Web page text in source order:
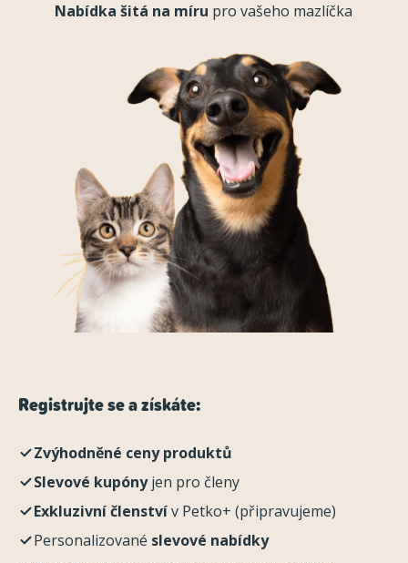
Nabídka šitá na míru pro vašeho mazlíčka
Registrujte se a získáte:
Zvýhodněné ceny produktů
Slevové kupónyjen pro členy
Exkluzivní členstvív Petko+ (připravujeme)
Personalizované slevové nabídky